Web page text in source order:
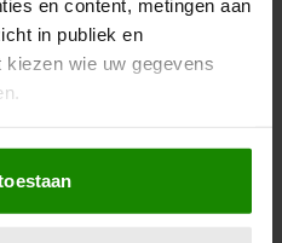
en content, metingen aan
in publiek en
wie uw gegevens
ook graag:
over uw geografische
nauwkeurig kan zijn